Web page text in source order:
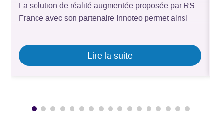
La solution de réalité augmentée proposée par RS
France avec son partenaire Innoteo permet ainsi
opérations complexes comme le contrôle qualité
d’un moteur, une opération d’assemblage ou de
maintenance..
Lire la suite